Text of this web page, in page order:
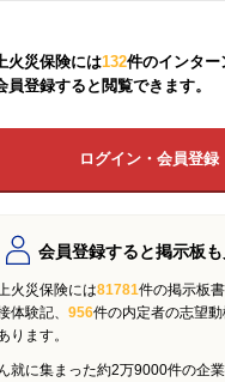
火災保険には132件のインター
員登録すると閲覧できます。
ログイン・会員登録
会員登録すると掲示板も
火災保険には81781件の掲示板
体験記、 956件の内定者の志望動
ります。
就に集まった約2万9000件の企